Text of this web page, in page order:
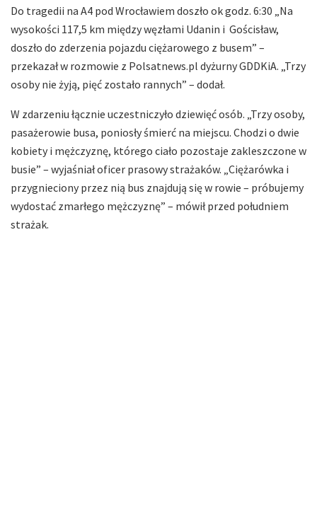
Do tragedii na A4 pod Wrocławiem doszło ok godz. 6:30 „Na
wysokości 117,5 km między węzłami Udanin i Gościsław,
doszło do zderzenia pojazdu ciężarowego z busem” –
przekazał w rozmowie z Polsatnews.pl dyżurny GDDKiA. „Trzy
osoby nie żyją, pięć zostało rannych” – dodał.
W zdarzeniu łącznie uczestniczyło dziewięć osób. „Trzy osoby,
pasażerowie busa, poniosły śmierć na miejscu. Chodzi o dwie
kobiety i mężczyznę, którego ciało pozostaje zakleszczone w
busie” – wyjaśniał oficer prasowy strażaków. „Ciężarówka i
przygnieciony przez nią bus znajdują się w rowie – próbujemy
wydostać zmarłego mężczyznę” – mówił przed południem
strażak.